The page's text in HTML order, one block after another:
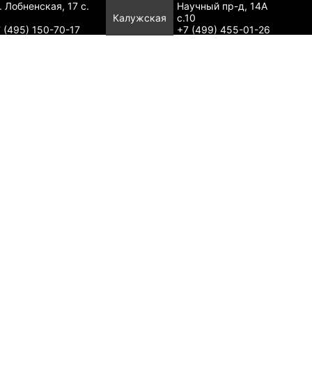
Лобненская, 17 с.
(495) 150-70-17
Калужская
Научный пр-д, 14А
с.10
+7 (499) 455-01-26